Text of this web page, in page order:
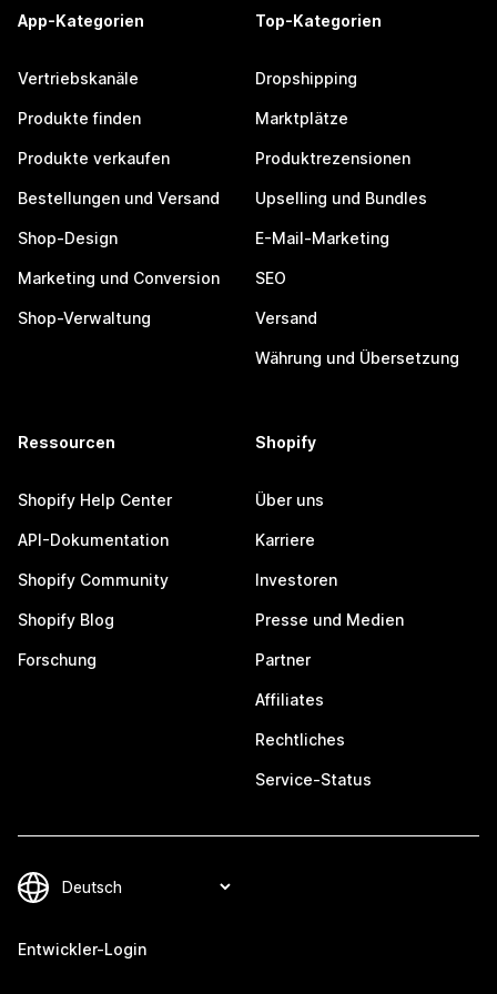
App-Kategorien
Vertriebskanäle
Produkte finden
Produkte verkaufen
Bestellungen und Versand
Shop-Design
Marketing und Conversion
Shop-Verwaltung
Top-Kategorien
Dropshipping
Marktplätze
Produktrezensionen
Upselling und Bundles
E-Mail-Marketing
SEO
Versand
Währung und Übersetzung
Ressourcen
Shopify Help Center
API-Dokumentation
Shopify Community
Shopify Blog
Forschung
Shopify
Über uns
Karriere
Investoren
Presse und Medien
Partner
Affiliates
Rechtliches
Service-Status
Entwickler-Login